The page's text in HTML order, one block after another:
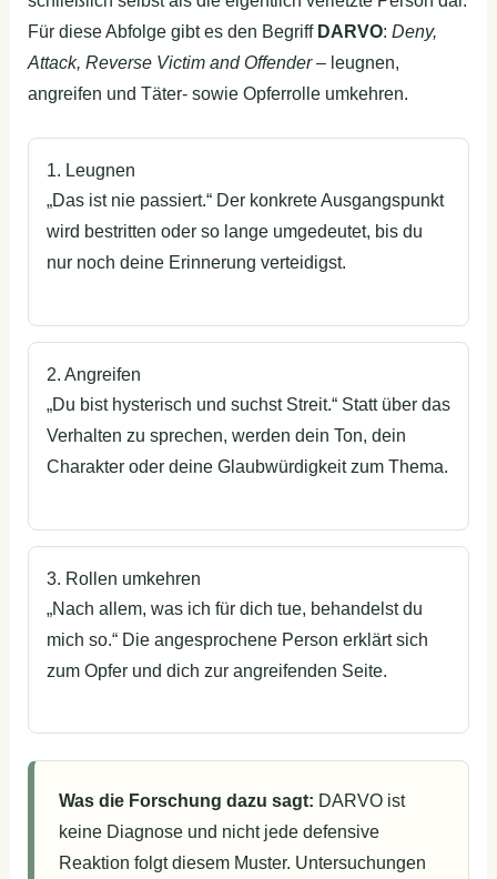
Für diese Abfolge gibt es den Begriff DARVO: Deny,
Attack, Reverse Victim and Offender– leugnen,
angreifen und Täter- sowie Opferrolle umkehren.
1. Leugnen
„Das ist nie passiert.“ Der konkrete Ausgangspunkt
wird bestritten oder so lange umgedeutet, bis du
nur noch deine Erinnerung verteidigst.
2. Angreifen
„Du bist hysterisch und suchst Streit.“ Statt über das
Verhalten zu sprechen, werden dein Ton, dein
Charakter oder deine Glaubwürdigkeit zum Thema.
3. Rollen umkehren
„Nach allem, was ich für dich tue, behandelst du
mich so.“ Die angesprochene Person erklärt sich
zum Opfer und dich zur angreifenden Seite.
Was die Forschung dazu sagt: DARVO ist
keine Diagnose und nicht jede defensive
Reaktion folgt diesem Muster. Untersuchungen